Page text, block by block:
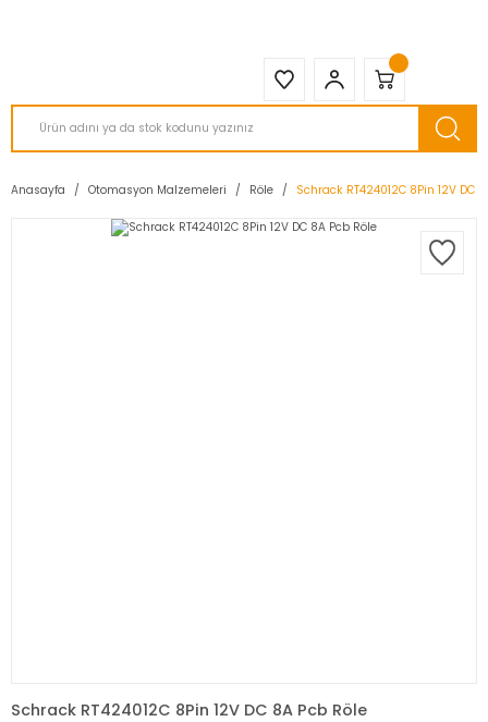
Anasayfa Otomasyon Malzemeleri Röle Schrack RT424012C 8Pin 12V DC
Schrack RT424012C 8Pin 12V DC 8A Pcb Röle